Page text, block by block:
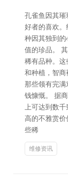
孔雀鱼因其
好者的喜欢
种因其独到
值的珍品。
稀有品种。
和种植，智
那些领有完
钱慷慨。 据
上可达到数
高的不雅赏价
些稀
维修资讯